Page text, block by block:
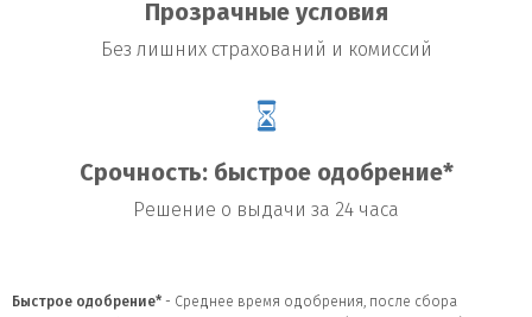
Прозрачные условия
Без лишних страхований и комиссий
Срочность: быстрое одобрение*
Решение о выдачи за 24 часа
Быстрое одобрение* - Среднее время одобрения, после сбора